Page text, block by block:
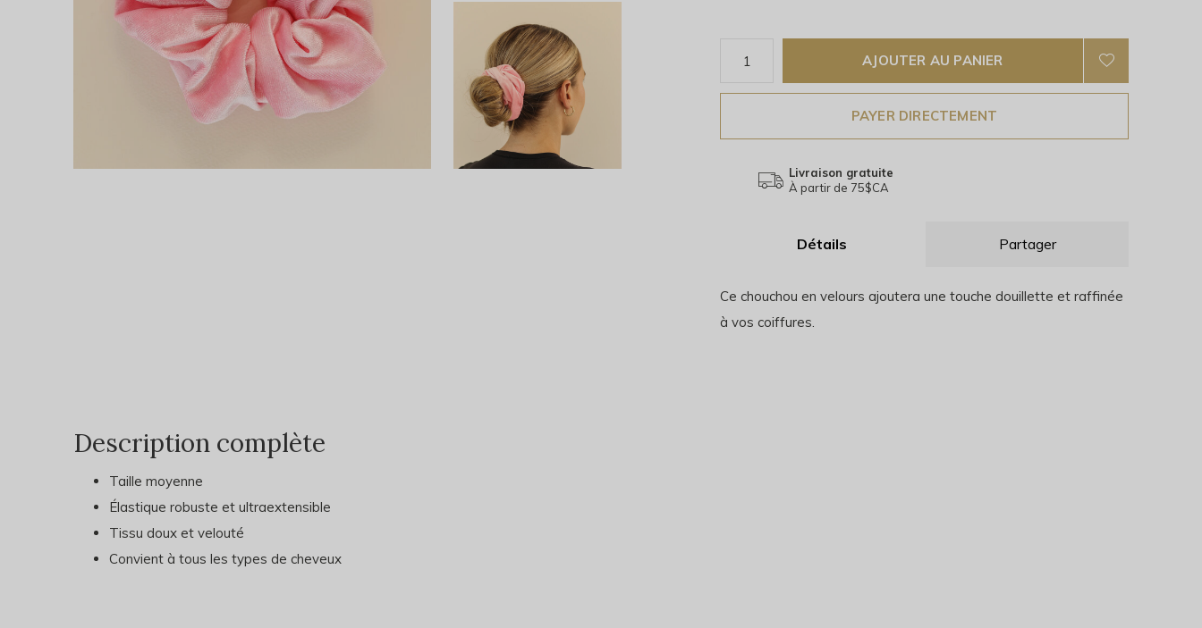
AJOUTER AU PANIER
PAYER DIRECTEMENT
Livraison gratuite
À partir de 75$CA
Détails Partager
Ce chouchou en velours ajoutera une touche douillette et raffinée
à vos coiffures.
Description complète
Taille moyenne
Élastique robuste et ultraextensible
Tissu doux et velouté
Convient à tous les types de cheveux